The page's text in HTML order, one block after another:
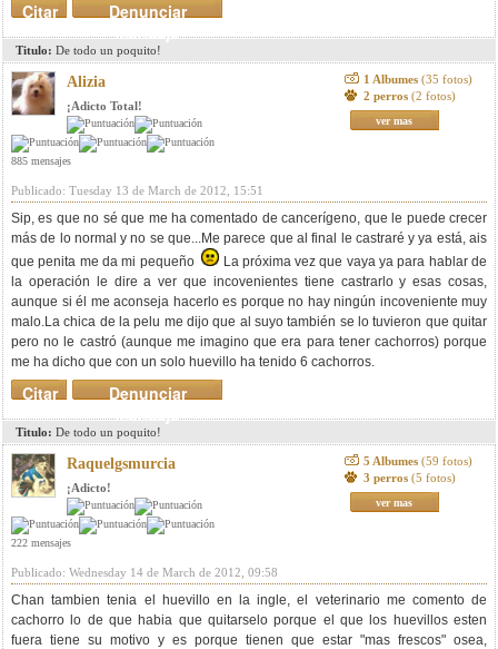
Denunciar
mensaje
Citar
Titulo: De todo un poquito!
Alizia
¡Adicto Total!
885 mensajes
1 Albumes (35 fotos)
2 perros (2 fotos)
ver mas
Publicado: Tuesday 13 de March de 2012, 15:51
Sip, es que no sé que me ha comentado de cancerígeno, que le puede crecer
más de lo normal y no se que...Me parece que al final le castraré y ya está, ais
que penita me da mi pequeño
La próxima vez que vaya ya para hablar de
la operación le dire a ver que incovenientes tiene castrarlo y esas cosas,
aunque si él me aconseja hacerlo es porque no hay ningún incoveniente muy
malo.La chica de la pelu me dijo que al suyo también se lo tuvieron que quitar
pero no le castró (aunque me imagino que era para tener cachorros) porque
me ha dicho que con un solo huevillo ha tenido 6 cachorros.
Denunciar
mensaje
Citar
Titulo: De todo un poquito!
Raquelgsmurcia
¡Adicto!
222 mensajes
5 Albumes (59 fotos)
3 perros (5 fotos)
ver mas
Publicado: Wednesday 14 de March de 2012, 09:58
Chan tambien tenia el huevillo en la ingle, el veterinario me comento de
cachorro lo de que habia que quitarselo porque el que los huevillos esten
fuera tiene su motivo y es porque tienen que estar "mas frescos" osea,